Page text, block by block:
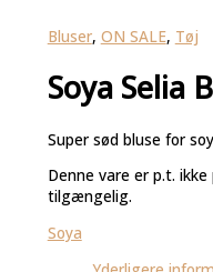
Bluser, ON SALE, Tøj
Soya Selia
Super sød bluse for
Denne vare er p.t.
tilgængelig.
Soya